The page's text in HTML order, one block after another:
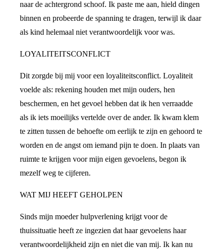
naar de achtergrond schoof. Ik paste me aan, hield dingen
binnen en probeerde de spanning te dragen, terwijl ik daar
als kind helemaal niet verantwoordelijk voor was.
LOYALITEITSCONFLICT
Dit zorgde bij mij voor een loyaliteitsconflict. Loyaliteit
voelde als: rekening houden met mijn ouders, hen
beschermen, en het gevoel hebben dat ik hen verraadde
als ik iets moeilijks vertelde over de ander. Ik kwam klem
te zitten tussen de behoefte om eerlijk te zijn en gehoord te
worden en de angst om iemand pijn te doen. In plaats van
ruimte te krijgen voor mijn eigen gevoelens, begon ik
mezelf weg te cijferen.
WAT MIJ HEEFT GEHOLPEN
Sinds mijn moeder hulpverlening krijgt voor de
thuissituatie heeft ze ingezien dat haar gevoelens haar
verantwoordelijkheid zijn en niet die van mij. Ik kan nu